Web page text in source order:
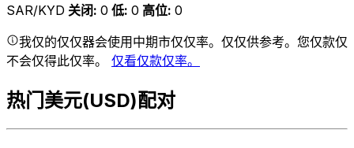
SAR/KYD 关闭: 0 低: 0 高位: 0
我仅的仅仅器会使用中期市仅仅率。仅仅供参考。您仅款仅
不会仅得此仅率。 仅看仅款仅率。
热门美元(USD)配对